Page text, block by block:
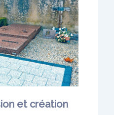
et création